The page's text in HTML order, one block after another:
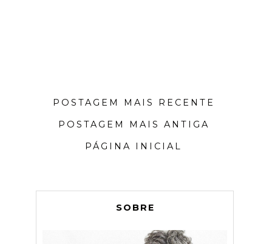
POSTAGEM MAIS RECENTE
POSTAGEM MAIS ANTIGA
PÁGINA INICIAL
SOBRE